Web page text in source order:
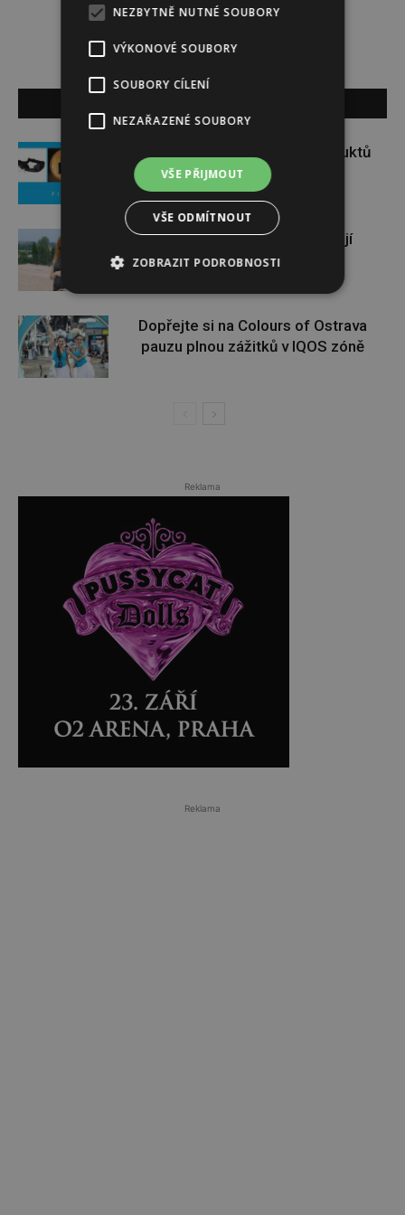
Soutěž o set praktických produktů
značky FIXED
Gabriela Soukalová se nebojí
sportovat ani v těhotenství
Dopřejte si na Colours of Ostrava
pauzu plnou zážitků v IQOS zóně
Reklama
Reklama
NEZBYTNĚ NUTNÉ SOUBORY
VÝKONOVÉ SOUBORY
SOUBORY CÍLENÍ
NEZAŘAZENÉ SOUBORY
VŠE PŘIJMOUT
VŠE ODMÍTNOUT
ZOBRAZIT PODROBNOSTI